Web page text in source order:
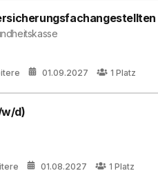
01.09.2027 1 Platz
d)
01.08.2027 1 Platz